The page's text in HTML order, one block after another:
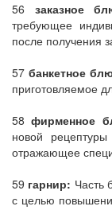
56 заказное
требующее
после получения
57 банкетное
приготовляемое
58фирменное
новой
отражающее
59 гарнир: Часть
с целью